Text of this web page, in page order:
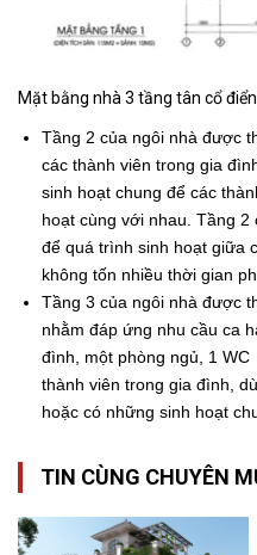
Mặt bằng nhà 3 tầng tân cổ
Tầng 2 của ngôi nhà được
các thành viên trong gia
sinh hoạt chung để các
hoạt cùng với nhau. Tầng
để quá trình sinh hoạt giữa
không tốn nhiều thời gian
Tầng 3 của ngôi nhà được
nhằm đáp ứng nhu cầu ca
đình, một phòng ngủ, 1
thành viên trong gia đình,
hoặc có những sinh hoạt
TIN CÙNG CHUYÊN